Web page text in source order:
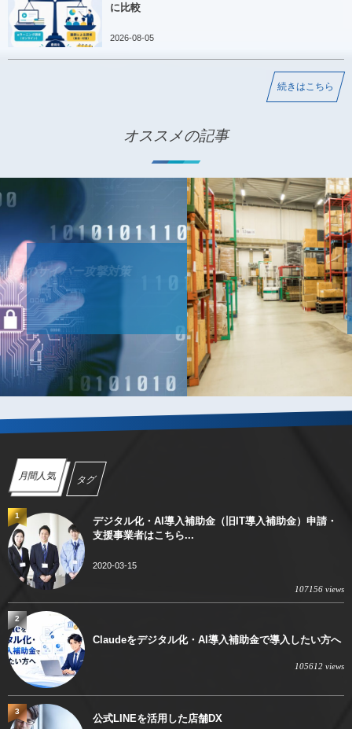
に比較
2026-08-05
続きはこちら
オススメの記事
IT導入補助金の業務プロセスの概要 P-06 卸売業の業種特化型
ソフトウェアとは
デジタル化・AI導入補助金（旧IT導入補助金）の業務プロセス 2021-04-04
月間人気 タグ
デジタル化・AI導入補助金（旧IT導入補助金）申請・
支援事業者はこちら...
2020-03-15
107156 views
1
Claudeをデジタル化・AI導入補助金で導入したい方へ
105612 views
2
公式LINEを活用した店舗DX
3